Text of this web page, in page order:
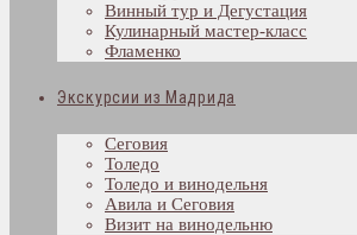
Винный тур и Дегустация
Кулинарный мастер-класс
Фламенко
Экскурсии из Мадрида
Сеговия
Толедо
Толедо и винодельня
Авила и Сеговия
Визит на винодельню